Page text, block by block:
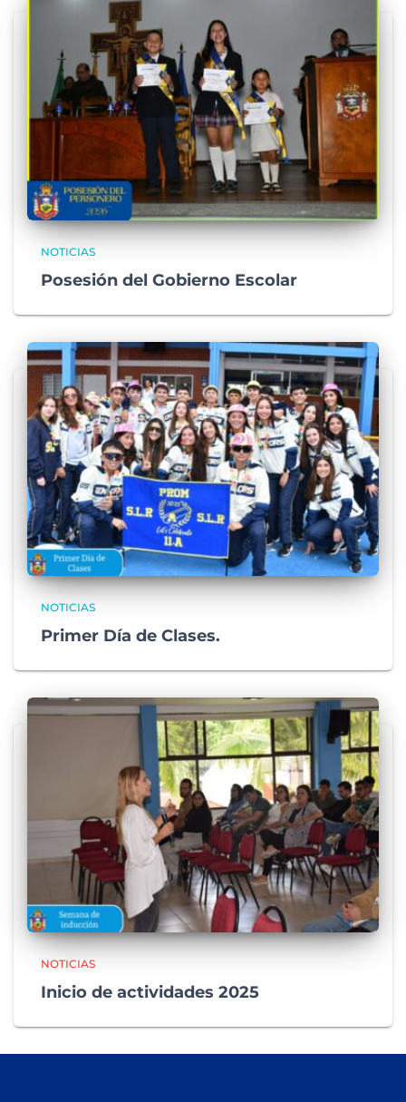
NOTICIAS
Posesión del Gobierno Escolar
NOTICIAS
Primer Día de Clases.
NOTICIAS
Inicio de actividades 2025